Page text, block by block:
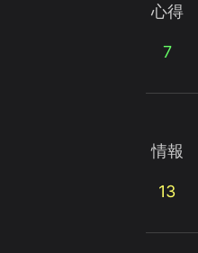
心得
7
情報
13